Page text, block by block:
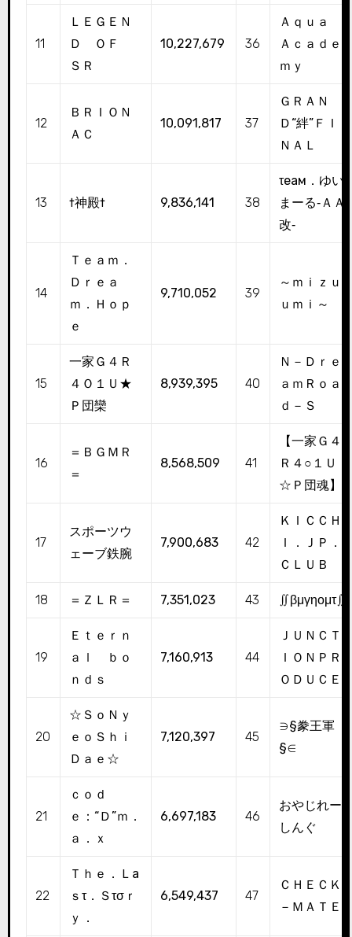
11
ＬＥＧＥＮ
Ｄ ＯＦ
ＳＲ
10,227,679 36
Ａｑｕａ
Ａｃａｄｅ
ｍｙ
12
ＢＲＩＯＮ
ＡＣ
10,091,817 37
ＧＲＡＮ
Ｄ“絆”ＦＩ
ＮＡＬ
13 †神殿† 9,836,141 38
τеам．ゆい
まーる‐ＡＡ
改‐
14
Ｔｅａｍ．
Ｄｒｅａ
ｍ．Ｈｏｐ
ｅ
9,710,052 39
～ｍｉｚｕ
ｕｍｉ～
15
一家Ｇ４Ｒ
４Ｏ１Ｕ★
Ｐ団欒
8,939,395 40
Ｎ－Ｄｒｅ
ａｍＲｏａ
ｄ－Ｓ
16
＝ＢＧＭＲ
＝
8,568,509 41
【一家Ｇ４
Ｒ４○１Ｕ
☆Ｐ団魂】
17
スポーツウ
ェーブ鉄腕
7,900,683 42
ＫＩＣＣＨ
Ｉ．ＪＰ．
ＣＬＵＢ
18 ＝ＺＬＲ＝ 7,351,023 43 ∬βμγηομτ∬
19
Ｅｔｅｒｎ
ａｌ ｂｏ
ｎｄｓ
7,160,913 44
ＪＵＮＣＴ
ＩＯＮＰＲ
ＯＤＵＣＥ
20
☆ＳｏＮｙ
ｅｏＳｈｉ
Ｄａｅ☆
7,120,397 45
∋§豢王軍
§∈
21
ｃｏｄ
ｅ：“Ｄ”ｍ．
ａ．ｘ
6,697,183 46
おやじれー
しんぐ
22
Ｔｈｅ．Ｌа
ｓτ．Ｓτσｒ
ｙ．
6,549,437 47
ＣＨＥＣＫ
－ＭＡＴＥ